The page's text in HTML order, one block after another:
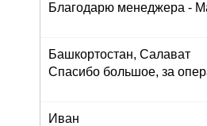
Благодарю менеджера -
Башкортостан, Салават
Спасибо большое, за
Иван